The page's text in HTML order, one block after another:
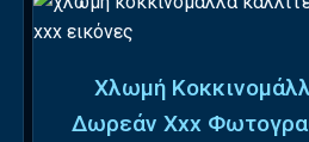
Χλωμή
Δωρεάν Xxx